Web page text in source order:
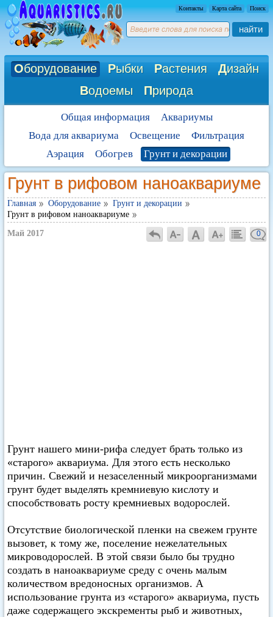
Контакты Карта сайта Поиск
найти
Оборудование Рыбки Растения Дизайн
Водоемы Природа
Общая информация
Аквариумы
Вода для аквариума
Освещение
Фильтрация
Аэрация
Обогрев Грунт и декорации
Грунт в рифовом наноаквариуме
Главная Оборудование
Грунт и декорации
Грунт в рифовом наноаквариуме
Май 2017 0
Грунт нашего мини-рифа следует брать только из
«старого» аквариума. Для этого есть несколько
причин. Свежий и незаселенный микроорганизмами
грунт будет выделять кремниевую кислоту и
способствовать росту кремниевых водорослей.
Отсутствие биологической пленки на свежем грунте
вызовет, к тому же, поселение нежелательных
микроводорослей. В этой связи было бы трудно
создать в наноаквариуме среду с очень малым
количеством вредоносных организмов. А
использование грунта из «старого» аквариума, пусть
даже содержащего экскременты рыб и животных,